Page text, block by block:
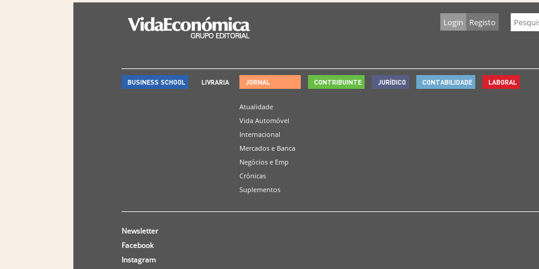
Login Registo
BUSINESS SCHOOL LIVRARIA JORNAL
Atualidade
Vida Automóvel
Internacional
Mercados e Banca
Negócios e Emp
Crónicas
Suplementos
CONTRIBUINTE JURÍDICO CONTABILIDADE LABORAL
Newsletter
Facebook
Instagram